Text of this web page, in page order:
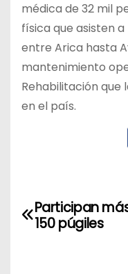
médica de 32 mil
física que asisten
entre Arica hasta
mantenimiento
Rehabilitación que
en el país.
aParticipan
150 púgiles